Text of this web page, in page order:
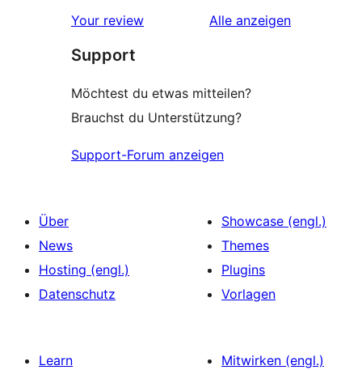
Your review Alle Rezensionen
anzeigen
Support
Möchtest du etwas mitteilen?
Brauchst du Unterstützung?
Support-Forum anzeigen
Über
News
Hosting (engl.)
Datenschutz
Showcase (engl.)
Themes
Plugins
Vorlagen
Learn
Mitwirken (engl.)